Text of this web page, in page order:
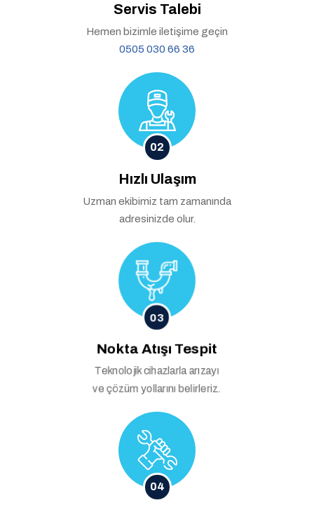
Servis Talebi
Hemen bizimle iletişime geçin
0505 030 66 36
02
Hızlı Ulaşım
Uzman ekibimiz tam zamanında
adresinizde olur.
03
Nokta Atışı Tespit
Teknolojik cihazlarla arızayı
ve çözüm yollarını belirleriz.
04